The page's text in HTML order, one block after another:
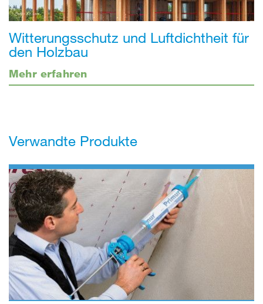
Witterungsschutz und Luftdichtheit für
den Holzbau
Mehr erfahren
Verwandte Produkte